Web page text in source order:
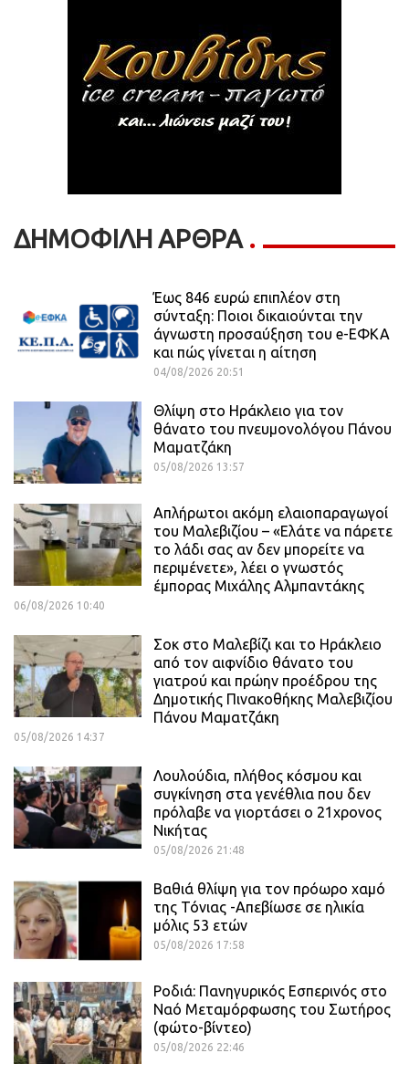
ΔΗΜΟΦΙΛΗ ΑΡΘΡΑ
Έως 846 ευρώ επιπλέον στη
σύνταξη: Ποιοι δικαιούνται την
άγνωστη προσαύξηση του e-ΕΦΚΑ
και πώς γίνεται η αίτηση
04/08/2026 20:51
Θλίψη στο Ηράκλειο για τον
θάνατο του πνευμονολόγου Πάνου
Μαματζάκη
05/08/2026 13:57
Απλήρωτοι ακόμη ελαιοπαραγωγοί
του Μαλεβιζίου – «Ελάτε να πάρετε
το λάδι σας αν δεν μπορείτε να
περιμένετε», λέει ο γνωστός
έμπορας Μιχάλης Αλμπαντάκης
06/08/2026 10:40
Σοκ στο Μαλεβίζι και το Ηράκλειο
από τον αιφνίδιο θάνατο του
γιατρού και πρώην προέδρου της
Δημοτικής Πινακοθήκης Μαλεβιζίου
Πάνου Μαματζάκη
05/08/2026 14:37
Λουλούδια, πλήθος κόσμου και
συγκίνηση στα γενέθλια που δεν
πρόλαβε να γιορτάσει ο 21χρονος
Νικήτας
05/08/2026 21:48
Βαθιά θλίψη για τον πρόωρο χαμό
της Τόνιας -Απεβίωσε σε ηλικία
μόλις 53 ετών
05/08/2026 17:58
Ροδιά: Πανηγυρικός Εσπερινός στο
Ναό Μεταμόρφωσης του Σωτήρος
(φώτο-βίντεο)
05/08/2026 22:46